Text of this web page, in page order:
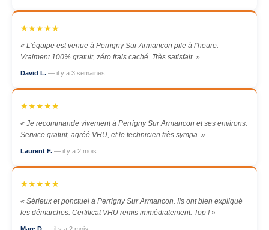
★★★★★
« L’équipe est venue à Perrigny Sur Armancon pile à l’heure.
Vraiment 100% gratuit, zéro frais caché. Très satisfait. »
David L. — il y a 3 semaines
★★★★★
« Je recommande vivement à Perrigny Sur Armancon et ses environs.
Service gratuit, agréé VHU, et le technicien très sympa. »
Laurent F. — il y a 2 mois
★★★★★
« Sérieux et ponctuel à Perrigny Sur Armancon. Ils ont bien expliqué
les démarches. Certificat VHU remis immédiatement. Top ! »